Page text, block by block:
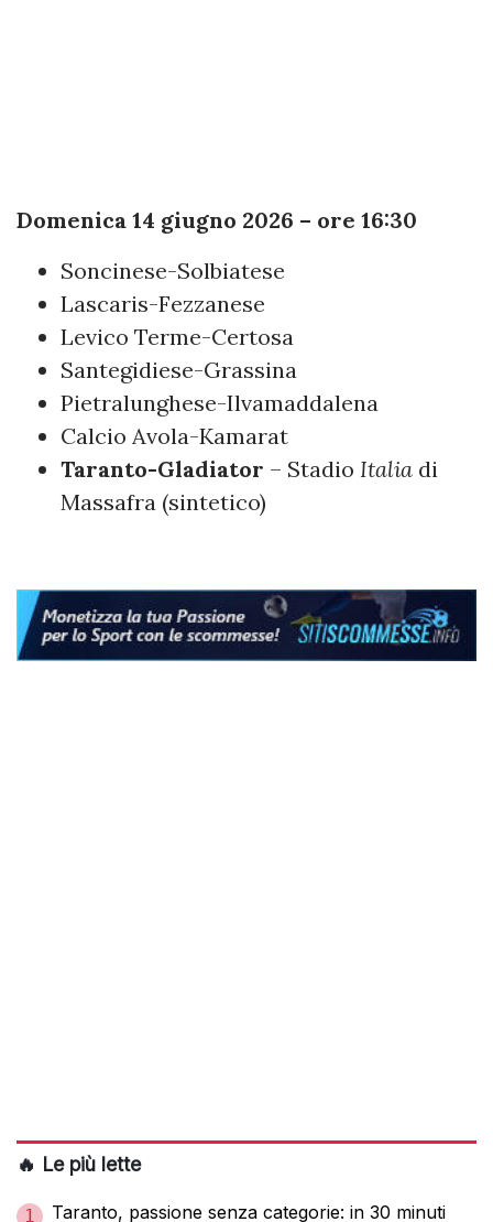
Domenica 14 giugno 2026 – ore 16:30
Soncinese-Solbiatese
Lascaris-Fezzanese
Levico Terme-Certosa
Santegidiese-Grassina
Pietralunghese-Ilvamaddalena
Calcio Avola-Kamarat
Taranto-Gladiator – Stadio Italia di
Massafra (sintetico)
🔥 Le più lette
1
Taranto, passione senza categorie: in 30 minuti